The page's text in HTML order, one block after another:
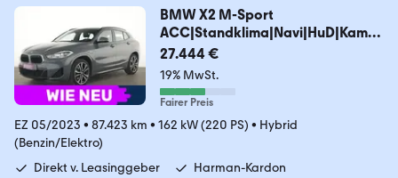
BMW X2 M-Sport
ACC|Standklima|Navi|HuD|Kamer
a|Pano
27.444 €
19% MwSt.
Fairer Preis
EZ 05/2023 • 87.423 km • 162 kW (220 PS) • Hybrid
(Benzin/Elektro)
Direkt v. Leasinggeber
Harman-Kardon